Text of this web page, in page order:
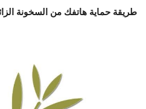
طريقة حماية هاتفك من السخونة